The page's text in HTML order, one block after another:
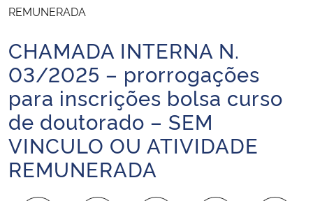
Ministério da Agricultura, Pecuária e Abastecimento
Ministério da Educação
Ministério da Cidadania
Ministério da Saúde
REMUNERADA
Início do conteúdo
CHAMADA INTERNA N.
03/2025 – prorrogações
para inscrições bolsa curso
de doutorado – SEM
VINCULO OU ATIVIDADE
REMUNERADA